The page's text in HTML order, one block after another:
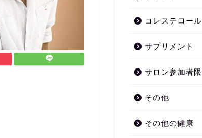
コレステロー
サプリメント
サロン参加者
その他
その他の健康